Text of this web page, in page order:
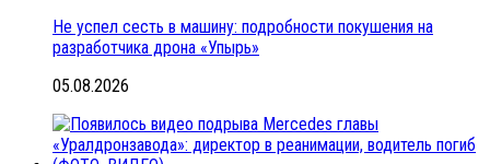
Не успел сесть в машину: подробности покушения на
разработчика дрона «Упырь»
05.08.2026